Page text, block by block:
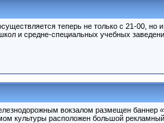
теперь не только с 21-00, но
и средне-специальных учебных
вокзалом размещен баннер
культуры расположен большой рекламный